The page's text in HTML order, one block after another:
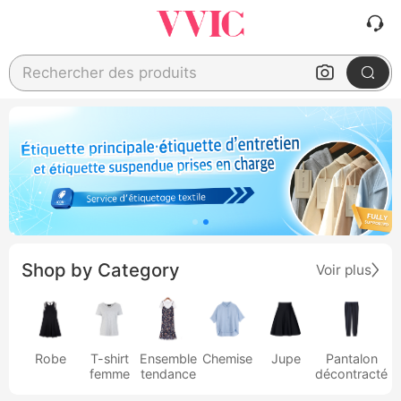
Rechercher des produits
Shop by Category Voir plus
Robe
T-shirt
femme
Ensemble
tendance
Chemise Jupe
Pantalon
décontracté